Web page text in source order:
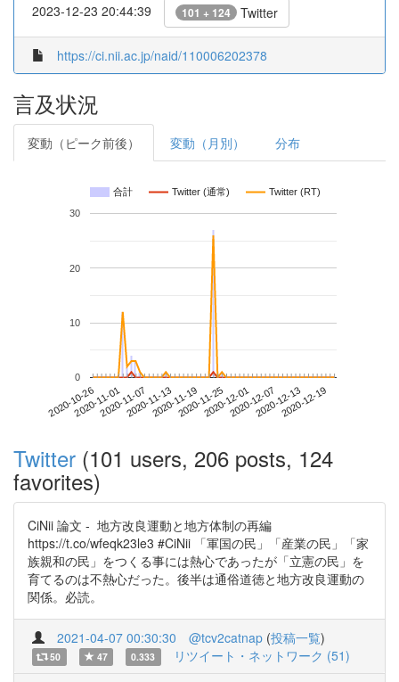
2023-12-23 20:44:39 101 + 124 Twitter
https://ci.nii.ac.jp/naid/110006202378
言及状況
変動（ピーク前後） 変動（月別） 分布
合計 Twitter (通常) Twitter (RT)
2020-10-262020-11-012020-11-072020-11-132020-11-192020-11-252020-12-012020-12-072020-12-132020-12-19
0
10
20
30
Twitter (101 users, 206 posts, 124
favorites)
CiNii 論文 - 地方改良運動と地方体制の再編
https://t.co/wfeqk23le3 #CiNii 「軍国の民」「産業の民」「家
族親和の民」をつくる事には熱心であったが「立憲の民」を
育てるのは不熱心だった。後半は通俗道徳と地方改良運動の
関係。必読。
2021-04-07 00:30:30 @tcv2catnap (投稿一覧)
50 47 0.333 リツイート・ネットワーク (51)